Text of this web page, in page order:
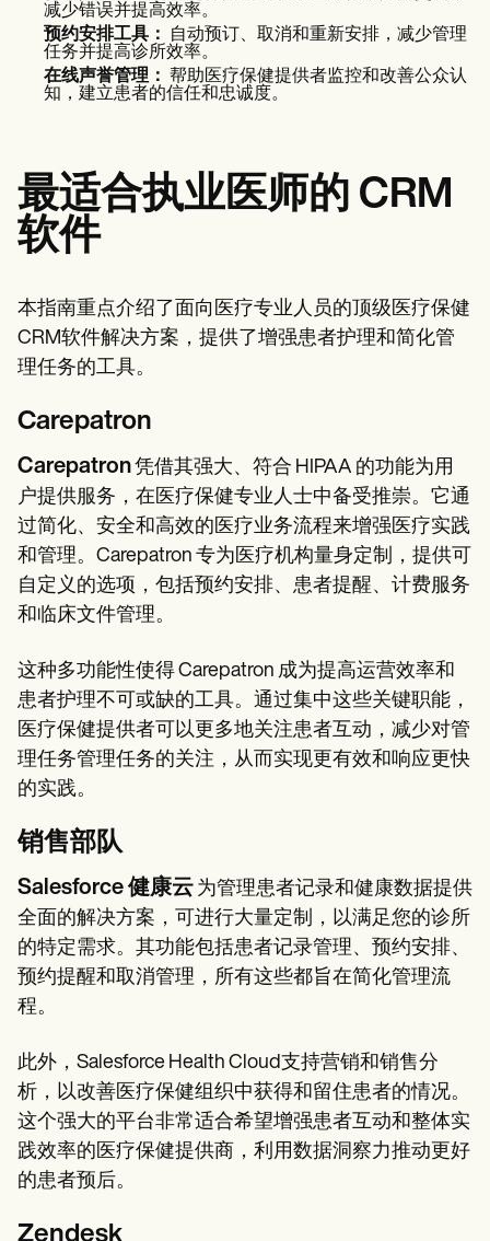
减少错误并提高效率。
预约安排工具：
自动预订、取消和重新安排，减少管理
任务并提高诊所效率。
在线声誉管理： 帮助医疗保健提供者监控和改善公众认
知，建立患者的信任和忠诚度。
最适合执业医师的 CRM
软件
本指南重点介绍了面向医疗专业人员的顶级医疗保健
CRM软件解决方案，提供了增强患者护理和简化管
理任务的工具。
Carepatron
Carepatron凭借其强大、符合 HIPAA 的功能为用
户提供服务，在医疗保健专业人士中备受推崇。它通
过简化、安全和高效的医疗业务流程来增强医疗实践
和管理。Carepatron 专为医疗机构量身定制，提供可
自定义的选项，包括预约安排、患者提醒、计费服务
和临床文件管理。
这种多功能性使得 Carepatron 成为提高运营效率和
患者护理不可或缺的工具。通过集中这些关键职能，
医疗保健提供者可以更多地关注患者互动，减少对管
理任务管理任务的关注，从而实现更有效和响应更快
的实践。
销售部队
Salesforce 健康云 为管理患者记录和健康数据提供
全面的解决方案，可进行大量定制，以满足您的诊所
的特定需求。其功能包括患者记录管理、预约安排、
预约提醒和取消管理，所有这些都旨在简化管理流
程。
此外，Salesforce Health Cloud支持营销和销售分
析，以改善医疗保健组织中获得和留住患者的情况。
这个强大的平台非常适合希望增强患者互动和整体实
践效率的医疗保健提供商，利用数据洞察力推动更好
的患者预后。
Zendesk